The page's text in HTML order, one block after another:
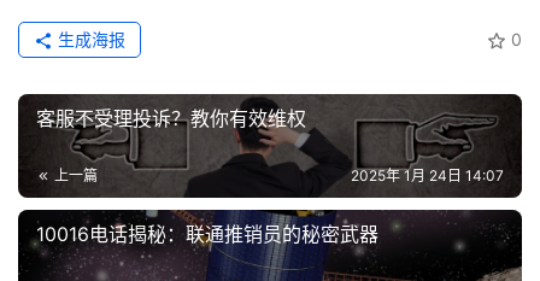
0
生成海报
客服不受理投诉？教你有效维权
上一篇 2025年 1月 24日 14:07
10016电话揭秘：联通推销员的秘密武器